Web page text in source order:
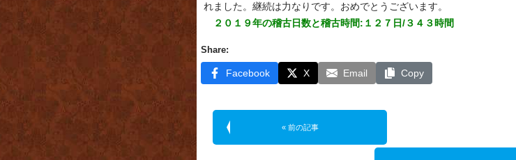
れました。継続は力なりです。おめでとうございます。
２０１９年の稽古日数と稽古時間:１２７日/３４３時間
Share:
Facebook X Email Copy
« 前の記事